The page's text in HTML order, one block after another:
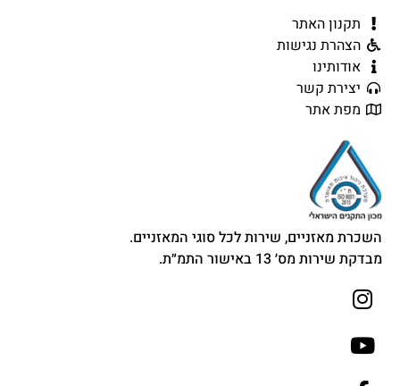
תקנון האתר
הצהרת נגישות
אודותינו
יצירת קשר
מפת אתר
השכרת מאזניים, שירות לכל סוגי המאזניים.
מבדקת שירות מס׳ 13 באישור התמ״ת.